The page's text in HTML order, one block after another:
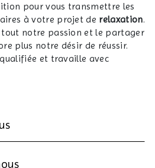
pour vous transmettre les
à votre projet de relaxation.
notre passion et le partager
plus notre désir de réussir.
et travaille avec